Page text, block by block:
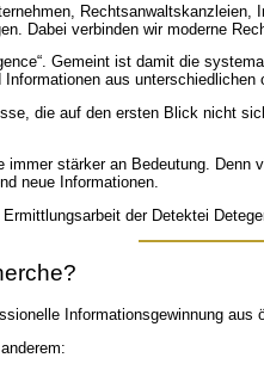
Rechtsanwaltskanzleien,
Dabei verbinden wir moderne
Gemeint ist damit die
Informationen aus
die auf den ersten Blick nicht
immer stärker an Bedeutung.
neue Informationen.
der Detektei
Informationsgewinnung